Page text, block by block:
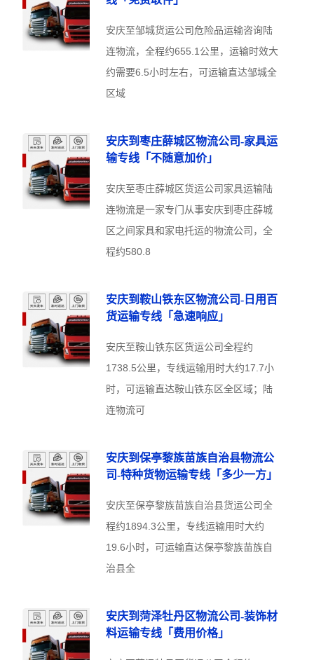
安庆至邹城货运公司危险品运输咨询陆
连物流，全程约655.1公里，运输时效大
约需要6.5小时左右，可运输直达邹城全
区域
安庆到枣庄薛城区物流公司-家具运
输专线「不随意加价」
安庆至枣庄薛城区货运公司家具运输陆
连物流是一家专门从事安庆到枣庄薛城
区之间家具和家电托运的物流公司，全
程约580.8
安庆到鞍山铁东区物流公司-日用百
货运输专线「急速响应」
安庆至鞍山铁东区货运公司全程约
1738.5公里，专线运输用时大约17.7小
时，可运输直达鞍山铁东区全区域；陆
连物流可
安庆到保亭黎族苗族自治县物流公
司-特种货物运输专线「多少一方」
安庆至保亭黎族苗族自治县货运公司全
程约1894.3公里，专线运输用时大约
19.6小时，可运输直达保亭黎族苗族自
治县全
安庆到菏泽牡丹区物流公司-装饰材
料运输专线「费用价格」